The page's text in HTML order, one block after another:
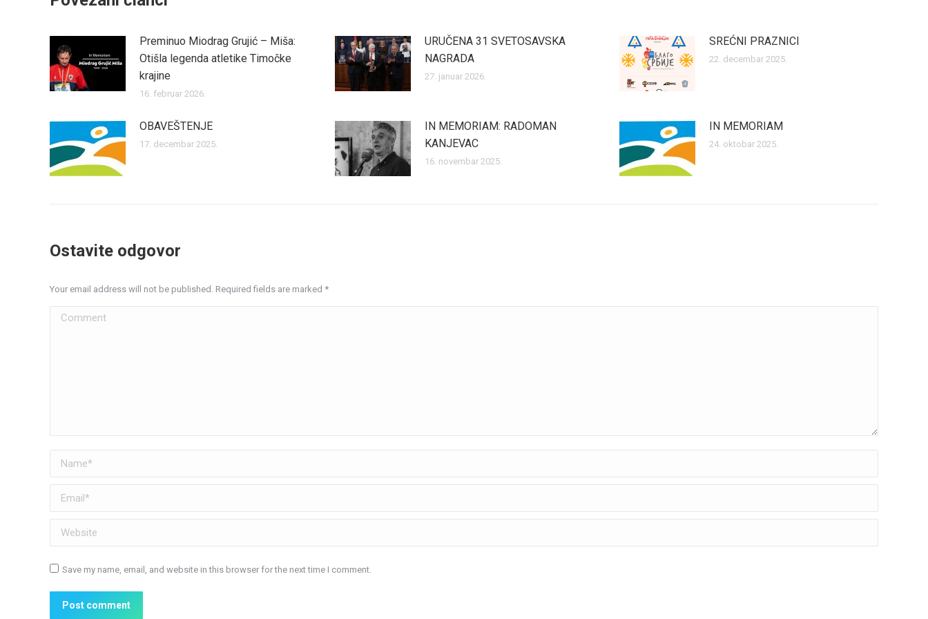
Preminuo Miodrag Grujić – Miša:
Otišla legenda atletike Timočke
krajine
16. februar 2026.
URUČENA 31 SVETOSAVSKA
NAGRADA
27. januar 2026.
SREĆNI PRAZNICI
22. decembar 2025.
OBAVEŠTENJE
17. decembar 2025.
IN MEMORIAM: RADOMAN
KANJEVAC
16. novembar 2025.
IN MEMORIAM
24. oktobar 2025.
Ostavite odgovor
Your email address will not be published. Required fields are marked *
Comment
Name *
Email *
Website
Save my name, email, and website in this browser for the next time I comment.
Post comment